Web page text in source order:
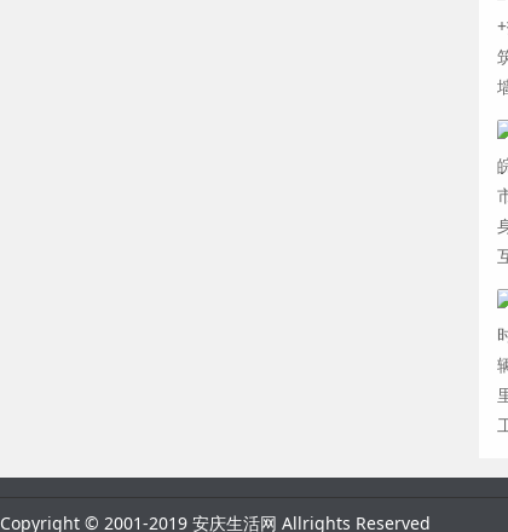
Copyright © 2001-2019 安庆生活网 Allrights Reserved